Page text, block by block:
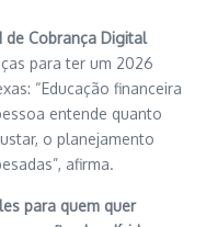
de Cobrança Digital
para ter um 2026
“Educação financeira
entende quanto
o planejamento
afirma.
para quem quer